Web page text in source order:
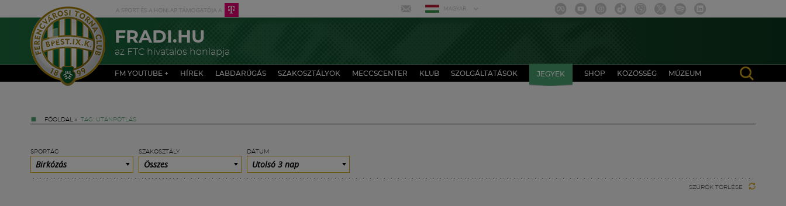
MAGYAR
FRADI.HU
az FTC hivatalos honlapja
FM YOUTUBE + HÍREK LABDARÚGÁS SZAKOSZTÁLYOK MECCSCENTER KLUB SZOLGÁLTATÁSOK JEGYEK SHOP KÖZÖSSÉG MÚZEUM
FŐOLDAL » TAG: UTÁNPÓTLÁS
SPORTÁG
Birkózás
SZAKOSZTÁLY
Összes
DÁTUM
Utolsó 3 nap
SZŰRŐK TÖRLÉSE